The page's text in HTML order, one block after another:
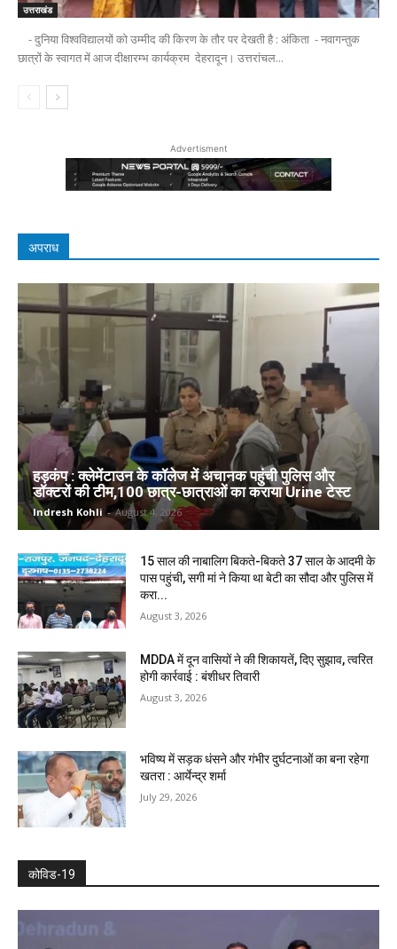
उत्तराखंड
- दुनिया विश्वविद्यालयों को उम्मीद की किरण के तौर पर देखती है : अंकिता - नवागन्तुक
छात्रों के स्वागत में आज दीक्षारम्भ कार्यक्रम देहरादून। उत्तरांचल...
Advertisment
अपराध
हड़कंप : क्लेमेंटाउन के कॉलेज में अचानक पहुंची पुलिस और
डॉक्टरों की टीम,100 छात्र-छात्राओं का कराया Urine टेस्ट
Indresh Kohli - August 4, 2026
15 साल की नाबालिग बिकते-बिकते 37 साल के आदमी के
पास पहुंची, सगी मां ने किया था बेटी का सौदा और पुलिस में
करा...
August 3, 2026
MDDA में दून वासियों ने की शिकायतें, दिए सुझाव, त्वरित
होगी कार्रवाई : बंशीधर तिवारी
August 3, 2026
भविष्य में सड़क धंसने और गंभीर दुर्घटनाओं का बना रहेगा
खतरा : आर्येन्द्र शर्मा
July 29, 2026
कोविड-19